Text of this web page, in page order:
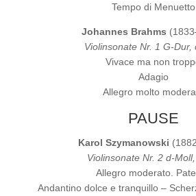
Tempo di Menuetto
Johannes Brahms
Violinsonate Nr. 1 G-Dur,
Vivace ma non
Adagio
Allegro molto
PAUSE
Karol Szymanowski
Violinsonate Nr. 2 d-
Allegro moderato.
Andantino dolce e tranquillo –